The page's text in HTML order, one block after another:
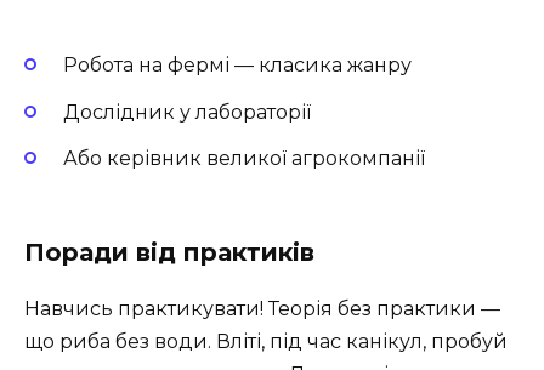
Робота на фермі — класика жанру
Дослідник у лабораторії
Або керівник великої агрокомпанії
Поради від практиків
Навчись практикувати! Теорія без практики —
що риба без води. Вліті, під час канікул, пробуй